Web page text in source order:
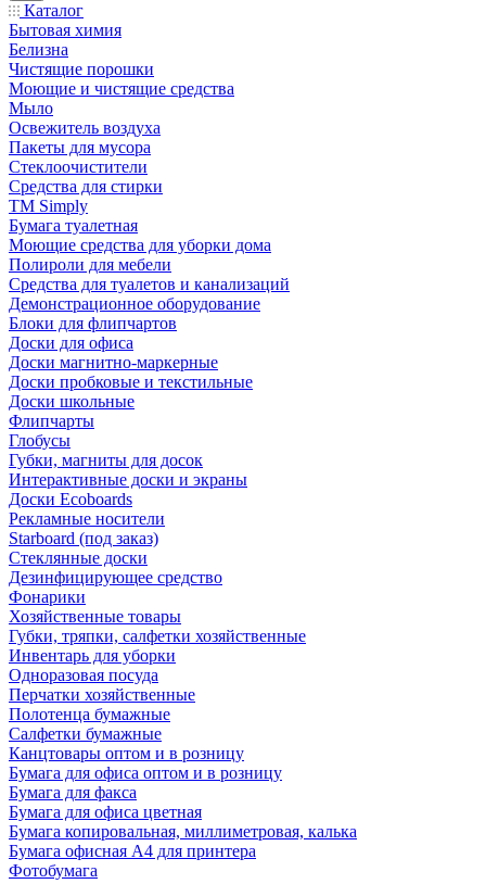
Каталог
Бытовая химия
Белизна
Чистящие порошки
Моющие и чистящие средства
Мыло
Освежитель воздуха
Пакеты для мусора
Стеклоочистители
Средства для стирки
TM Simply
Бумага туалетная
Моющие средства для уборки дома
Полироли для мебели
Средства для туалетов и канализаций
Демонстрационное оборудование
Блоки для флипчартов
Доски для офиса
Доски магнитно-маркерные
Доски пробковые и текстильные
Доски школьные
Флипчарты
Глобусы
Губки, магниты для досок
Интерактивные доски и экраны
Доски Ecoboards
Рекламные носители
Starboard (под заказ)
Стеклянные доски
Дезинфицирующее средство
Фонарики
Хозяйственные товары
Губки, тряпки, салфетки хозяйственные
Инвентарь для уборки
Одноразовая посуда
Перчатки хозяйственные
Полотенца бумажные
Салфетки бумажные
Канцтовары оптом и в розницу
Бумага для офиса оптом и в розницу
Бумага для факса
Бумага для офиса цветная
Бумага копировальная, миллиметровая, калька
Бумага офисная А4 для принтера
Фотобумага